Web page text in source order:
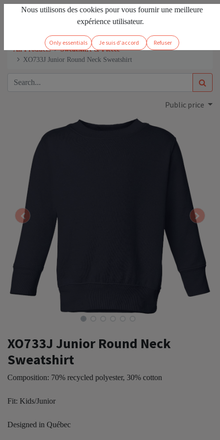
Sign in EN
All Products
Sweatshirt & Fleece
XO733J Junior Round Neck Sweatshirt
Public price
XO733J Junior Round Neck
Sweatshirt
Composition: 70% recycled polyester, 30% cotton
Fit: Kids/Junior
Designed in Québec
Nous utilisons des cookies pour vous fournir une meilleure
expérience utilisateur.
Only essentials Je suis d'accord Refuser